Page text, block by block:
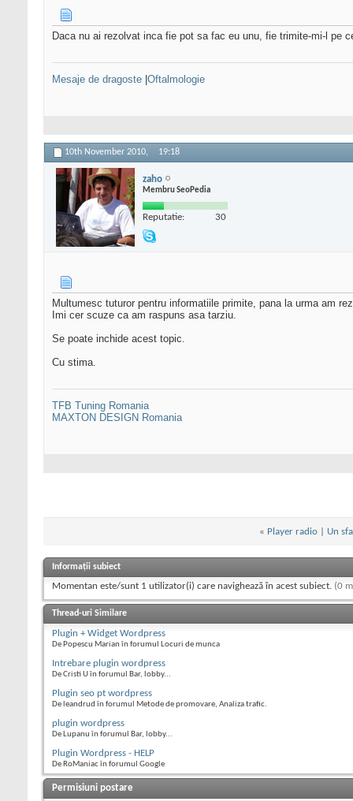
Daca nu ai rezolvat inca fie pot sa fac eu unu, fie trimite-mi-l pe
Mesaje de dragoste Oftalmologie
10th November 2010, 19:18
zaho
Membru SeoPedia
Reputatie: 30
Multumesc tuturor pentru informatiile primite, pana la urma am
Imi cer scuze ca am raspuns asa tarziu.
Se poate inchide acest topic.
Cu stima.
TFB Tuning Romania
MAXTON DESIGN Romania
« Player radio Un
Informații subiect
Momentan este/sunt 1 utilizator(i) care navighează în acest subiect. (0
Thread-uri Similare
Plugin + Widget Wordpress
De Popescu Marian în forumul Locuri de munca
Intrebare plugin wordpress
De Cristi U în forumul Bar, lobby...
Plugin seo pt wordpress
De leandrud în forumul Metode de promovare, Analiza trafic.
plugin wordpress
De Lupanu în forumul Bar, lobby...
Plugin Wordpress - HELP
De RoManiac în forumul Google
Permisiuni postare